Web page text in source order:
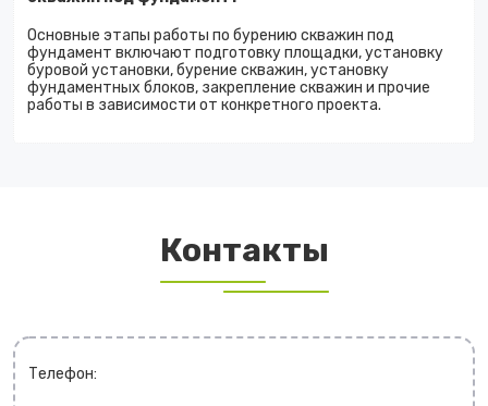
Основные этапы работы по бурению скважин под
фундамент включают подготовку площадки, установку
буровой установки, бурение скважин, установку
фундаментных блоков, закрепление скважин и прочие
работы в зависимости от конкретного проекта.
Контакты
Телефон: